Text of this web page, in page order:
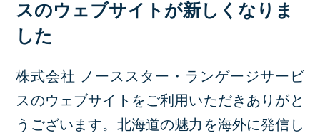
スのウェブサイトが新しくなりま
した
株式会社 ノーススター・ランゲージサービ
スのウェブサイトをご利用いただきありがと
うございます。北海道の魅力を海外に発信し